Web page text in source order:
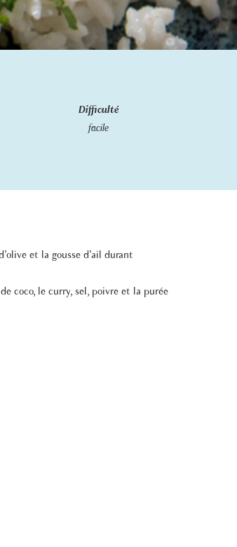
Difficulté
facile
et la gousse d’ail durant
coco, le curry, sel, poivre et la purée